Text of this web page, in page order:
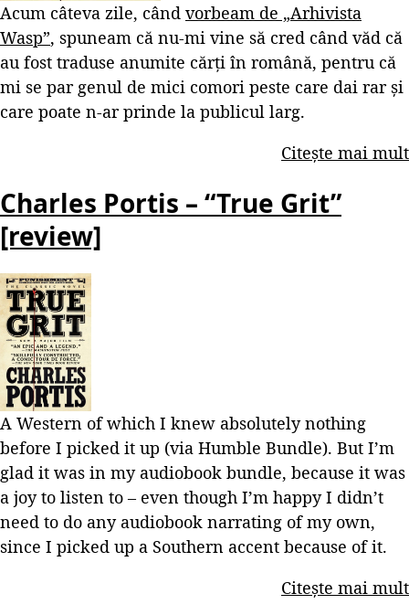
Acum câteva zile, când vorbeam de „Arhivista
Wasp”, spuneam că nu-mi vine să cred când văd că
au fost traduse anumite cărți în română, pentru că
mi se par genul de mici comori peste care dai rar și
care poate n-ar prinde la publicul larg.
Citește mai mult
Charles Portis – “True Grit”
[review]
A Western of which I knew absolutely nothing
before I picked it up (via Humble Bundle). But I’m
glad it was in my audiobook bundle, because it was
a joy to listen to – even though I’m happy I didn’t
need to do any audiobook narrating of my own,
since I picked up a Southern accent because of it.
Citește mai mult